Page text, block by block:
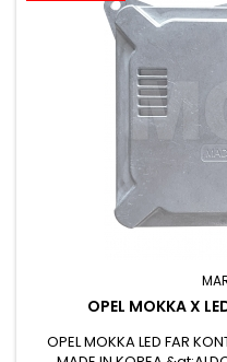
OPEL MOKKA X
OPEL MOKKA LED FAR